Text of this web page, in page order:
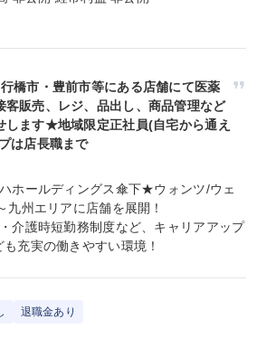
橋市・豊前市等にある店舗にて医薬
客販売、レジ、品出し、商品管理など
します★地域限定正社員(自宅から通え
は店長職まで
ホールディングス傘下★ウォンツ/ウェ
九州エリアに店舗を展開！
介護時短勤務制度など、キャリアアップ
充実の働きやすい環境！
退職金あり